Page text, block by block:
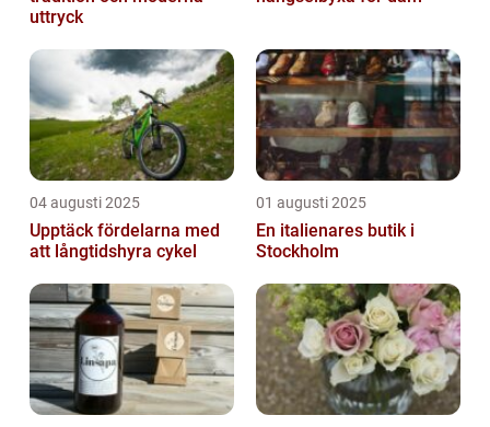
uttryck
04 augusti 2025
Upptäck fördelarna med
att långtidshyra cykel
01 augusti 2025
En italienares butik i
Stockholm